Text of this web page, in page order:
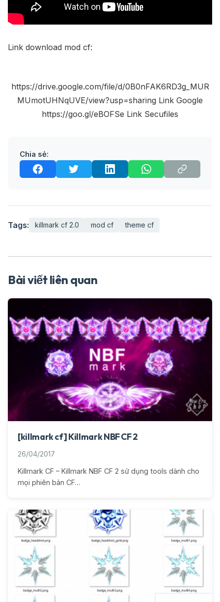
Link download mod cf:
https://drive.google.com/file/d/0B0nFAK6RD3g_MUR
MUmotUHNqUVE/view?usp=sharing Link Google
https://goo.gl/eBOFSe Link Secufiles
Chia sẻ:
Tags: killmark cf 2.0 mod cf theme cf
Bài viết liên quan
[killmark cf] Killmark NBF CF 2
26/04/2017
Killmark CF – Killmark NBF CF 2 sử dụng tools dành cho
mọi phiên bản CF…